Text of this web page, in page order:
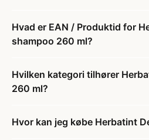
Hvad er EAN / Produktid for
shampoo 260 ml?
Hvilken kategori tilhører
260 ml?
Hvor kan jeg købe Herbatint